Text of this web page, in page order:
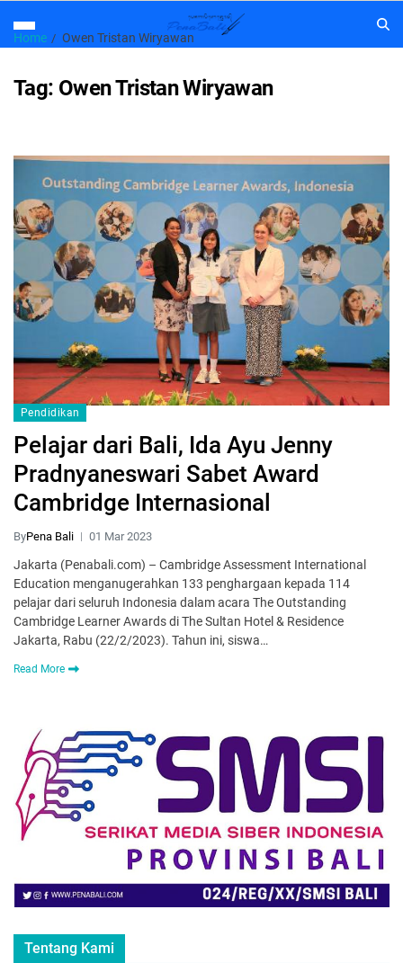
Home Owen Tristan Wiryawan
Tag: Owen Tristan Wiryawan
Pendidikan
Pelajar dari Bali, Ida Ayu Jenny
Pradnyaneswari Sabet Award
Cambridge Internasional
ByPena Bali 01 Mar 2023
Jakarta (Penabali.com) – Cambridge Assessment International
Education menganugerahkan 133 penghargaan kepada 114
pelajar dari seluruh Indonesia dalam acara The Outstanding
Cambridge Learner Awards di The Sultan Hotel & Residence
Jakarta, Rabu (22/2/2023). Tahun ini, siswa…
Read More
Tentang Kami